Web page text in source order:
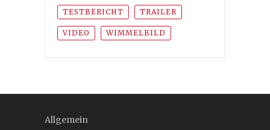
TESTBERICHT TRAILER
VIDEO WIMMELBILD
Allgemein